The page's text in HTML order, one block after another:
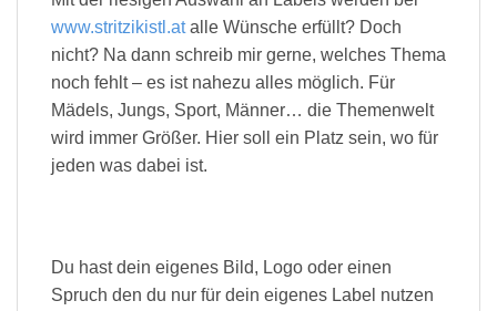
www.stritzikistl.atalle Wünsche erfüllt? Doch
nicht? Na dann schreib mir gerne, welches Thema
noch fehlt – es ist nahezu alles möglich. Für
Mädels, Jungs, Sport, Männer… die Themenwelt
wird immer Größer. Hier soll ein Platz sein, wo für
jeden was dabei ist.
Du hast dein eigenes Bild, Logo oder einen
Spruch den du nur für dein eigenes Label nutzen